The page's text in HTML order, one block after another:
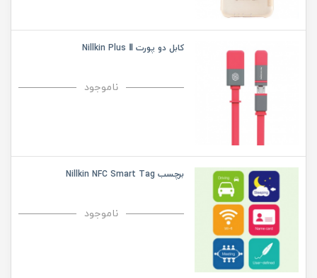
کابل دو پورت Nillkin Plus Ⅱ
ناموجود
برچسب Nillkin NFC Smart Tag
ناموجود